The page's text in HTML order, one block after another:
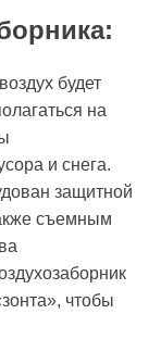
будет
на
и снега.
защитной
съемным
чтобы